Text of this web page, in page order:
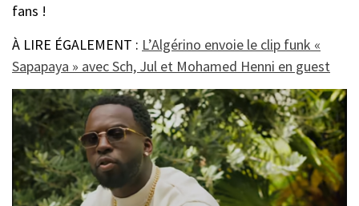
fans !
À LIRE ÉGALEMENT : L’Algérino envoie le clip funk «
Sapapaya » avec Sch, Jul et Mohamed Henni en guest